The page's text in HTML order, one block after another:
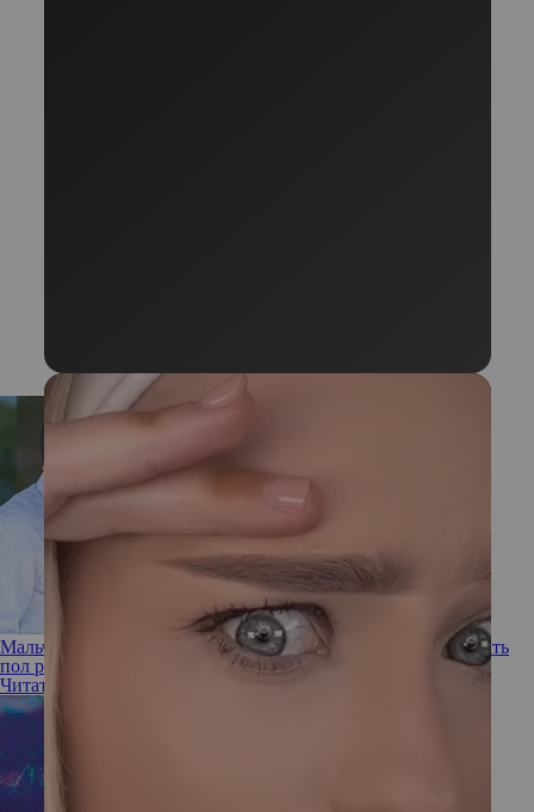
Мальчика или девочку? Новая технология позволит выбирать
пол ребенка
Читать полностью